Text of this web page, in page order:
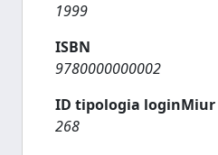
1999
ISBN
9780000000002
ID tipologia loginMiur
268